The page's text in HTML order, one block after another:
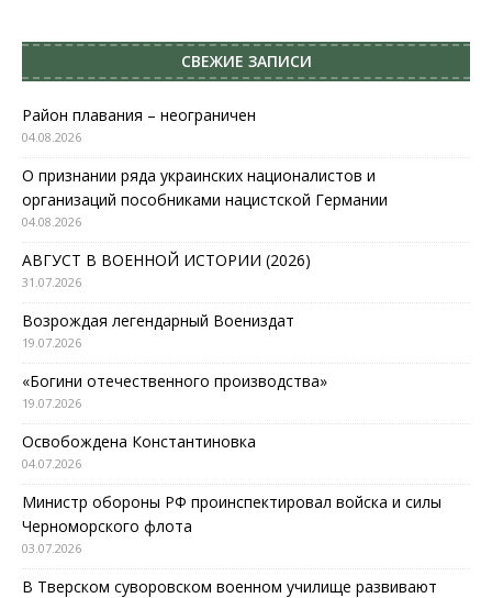
СВЕЖИЕ ЗАПИСИ
Район плавания – неограничен
04.08.2026
О признании ряда украинских националистов и
организаций пособниками нацистской Германии
04.08.2026
АВГУСТ В ВОЕННОЙ ИСТОРИИ (2026)
31.07.2026
Возрождая легендарный Воениздат
19.07.2026
«Богини отечественного производства»
19.07.2026
Освобождена Константиновка
04.07.2026
Министр обороны РФ проинспектировал войска и силы
Черноморского флота
03.07.2026
В Тверском суворовском военном училище развивают